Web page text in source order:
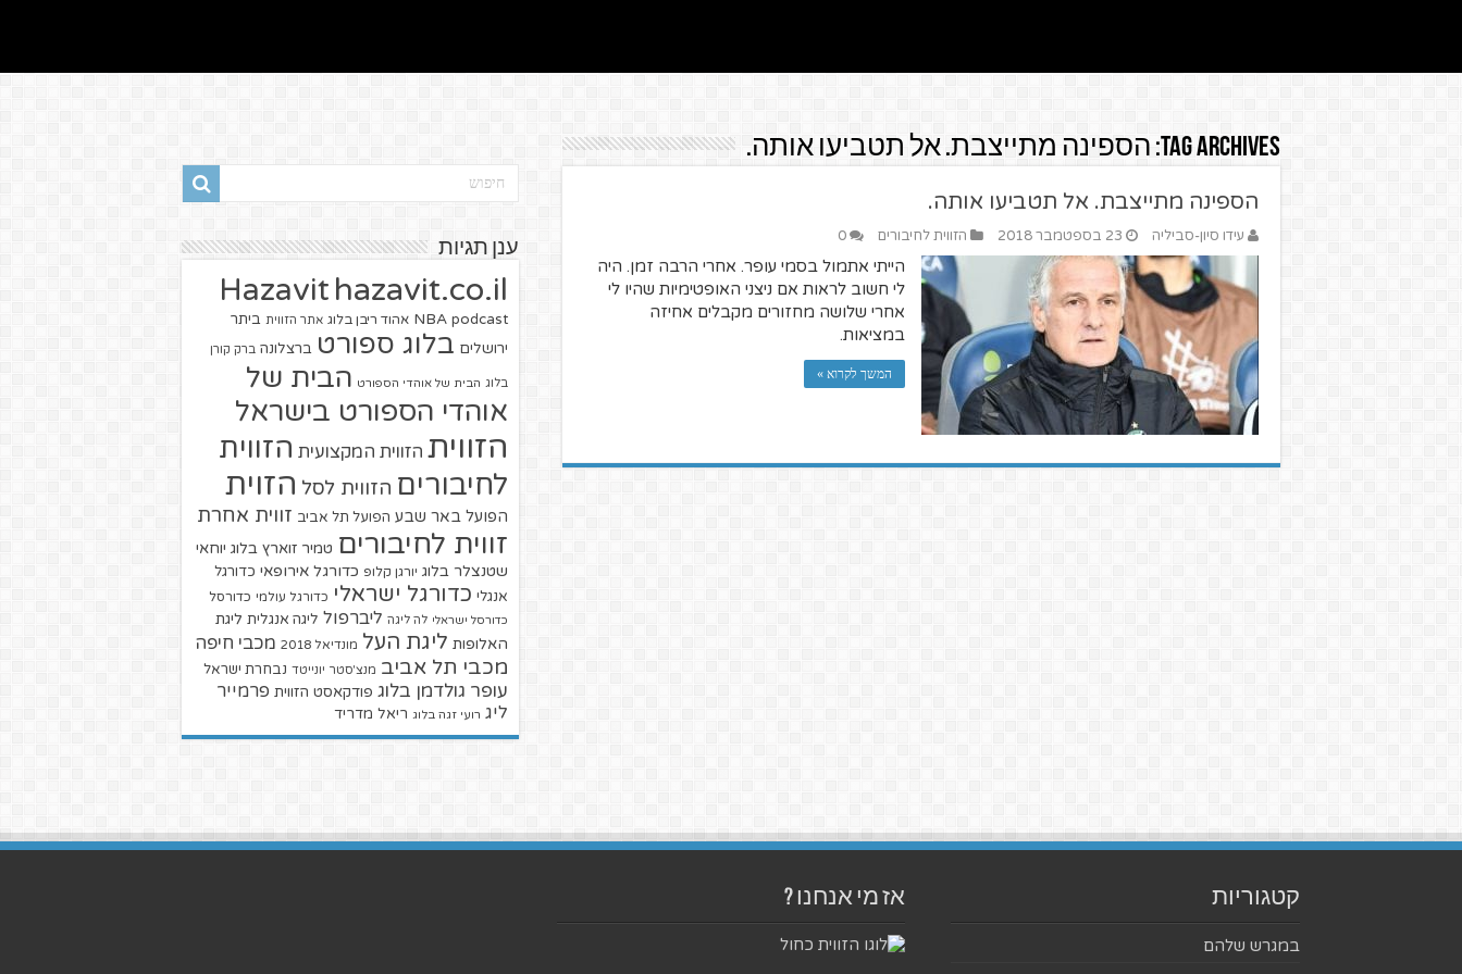
Tag Archives: הספינה מתייצבת. אל תטביעו אותה.
הספינה מתייצבת. אל תטביעו אותה.
עידו סיון-סביליה 23 בספטמבר 2018 הזווית לחיבורים 0
הייתי אתמול בסמי עופר. אחרי הרבה זמן. היה
לי חשוב לראות אם ניצני האופטימיות שהיו לי
אחרי שלושה מחזורים מקבלים אחיזה
במציאות.
המשך לקרוא »
ענן תגיות
Hazavit hazavit.co.il
NBA podcast אהוד ריבן בלוג אתר הזווית ביתר
ירושלים בלוג ספורט ברצלונה ברק קורן
בלוג הבית של אוהדי הספורט הבית של
אוהדי הספורט בישראל
הזווית הזווית המקצועית הזווית
לחיבורים הזווית לסל הזוית
הפועל באר שבע הפועל תל אביב זווית אחרת
זווית לחיבורים טמיר זוארץ בלוג יוחאי
שטנצלר בלוג יורגן קלופ כדורגל אירופאי כדורגל
אנגלי כדורגל ישראלי כדורגל עולמי כדורסל
כדורסל ישראלי לה ליגה ליברפול ליגה אנגלית ליגת
האלופות ליגת העל מונדיאל 2018 מכבי חיפה
מכבי תל אביב מנצ'סטר יונייטד נבחרת ישראל
עופר גולדמן בלוג פודקאסט הזווית פרמייר
ליג רועי זגה בלוג ריאל מדריד
קטגוריות
במגרש שלהם
אז מי אנחנו ?